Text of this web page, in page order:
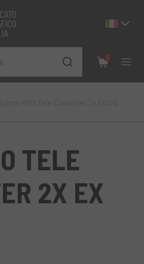
0
TELE
2X EX